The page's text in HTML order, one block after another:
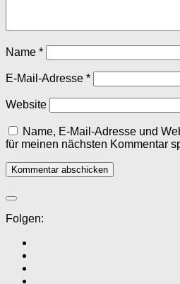
Name *
E-Mail-Adresse *
Website
Name, E-Mail-Adresse und
für meinen nächsten Kommentar
Folgen: